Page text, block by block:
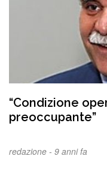
“Condizione
preoccupante”
redazione - 9 anni fa